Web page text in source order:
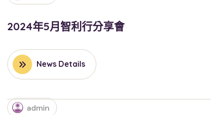
2024年5月智利行分享會
News Details
admin